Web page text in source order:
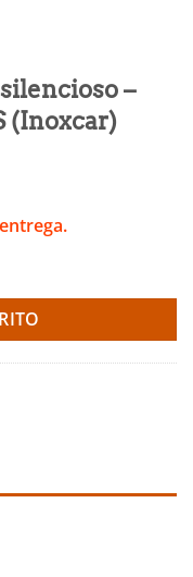
–
(Inoxcar)
1.8 TCe mk4 RS